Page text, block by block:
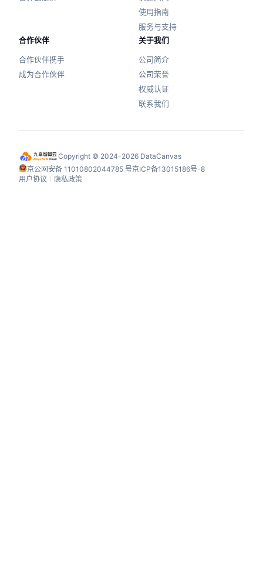
使用指南
服务与支持
合作伙伴
合作伙伴携手
成为合作伙伴
关于我们
公司简介
公司荣誉
权威认证
联系我们
Copyright © 2024-2026 DataCanvas
京公网安备 11010802044785 号京ICP备13015186号-8
用户协议
隐私政策